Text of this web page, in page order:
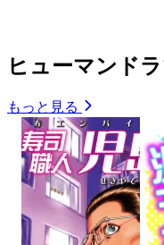
ヒューマンド
もっと見る